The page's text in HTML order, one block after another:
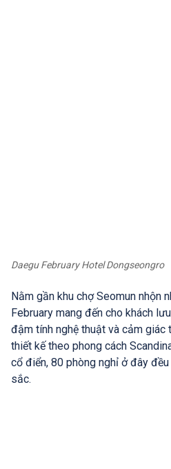
Daegu February Hotel Dongseongro
Nằm gần khu chợ Seomun nhộn
February mang đến cho khách
đậm tính nghệ thuật và cảm
thiết kế theo phong cách
cổ điển, 80 phòng nghỉ ở đây
sắc.